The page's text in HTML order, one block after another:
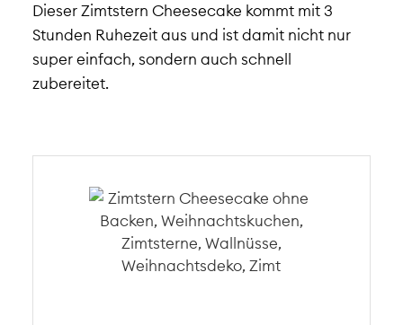
Dieser Zimtstern Cheesecake kommt mit 3
Stunden Ruhezeit aus und ist damit nicht nur
super einfach, sondern auch schnell
zubereitet.